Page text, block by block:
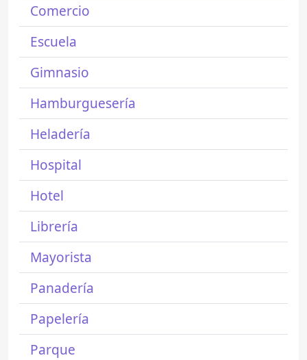
Comercio
Escuela
Gimnasio
Hamburguesería
Heladería
Hospital
Hotel
Librería
Mayorista
Panadería
Papelería
Parque